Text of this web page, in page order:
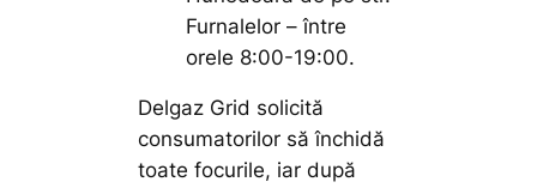
Furnalelor – între
orele 8:00-19:00.
Delgaz Grid solicită
consumatorilor să închidă
toate focurile, iar după